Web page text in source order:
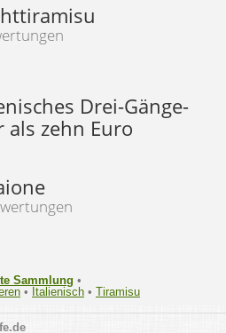
Drei-Gänge-
zehn Euro
Sammlung •
• Italienisch • Tiramisu